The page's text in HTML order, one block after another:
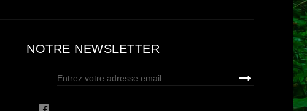
NOTRE NEWSLETTER